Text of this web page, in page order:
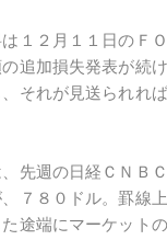
１２月１１日のＦ
追加損失発表が続
それが見送られれ
先週の日経ＣＮＢ
７８０ドル。罫線
途端にマーケット